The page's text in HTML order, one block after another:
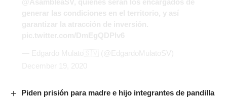
Piden prisión para madre e hijo integrantes de pandilla